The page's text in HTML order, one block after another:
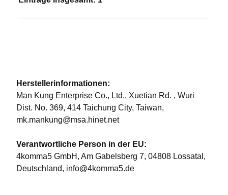
Herstellerinformationen:
Man Kung Enterprise Co., Ltd., Xuetian Rd. , Wuri
Dist. No. 369, 414 Taichung City, Taiwan,
mk.mankung@msa.hinet.net
Verantwortliche Person in der EU:
4komma5 GmbH, Am Gabelsberg 7, 04808 Lossatal,
Deutschland, info@4komma5.de